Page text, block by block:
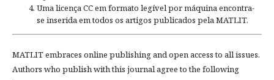
Uma licença CC em formato legível por máquina encontra-
se inserida em todos os artigos publicados pela MATLIT.
MATLIT embraces online publishing and open access to all issues.
Authors who publish with this journal agree to the following